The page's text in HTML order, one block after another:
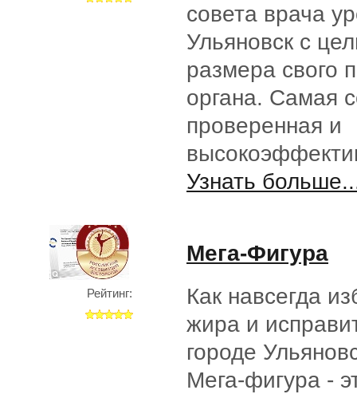
совета врача
Ульяновск с
размера свого
органа. Самая
проверенная и
Узнать
Рейтинг:
Мега-Фигура
Как навсегда
жира и
городе
Мега-фигура -